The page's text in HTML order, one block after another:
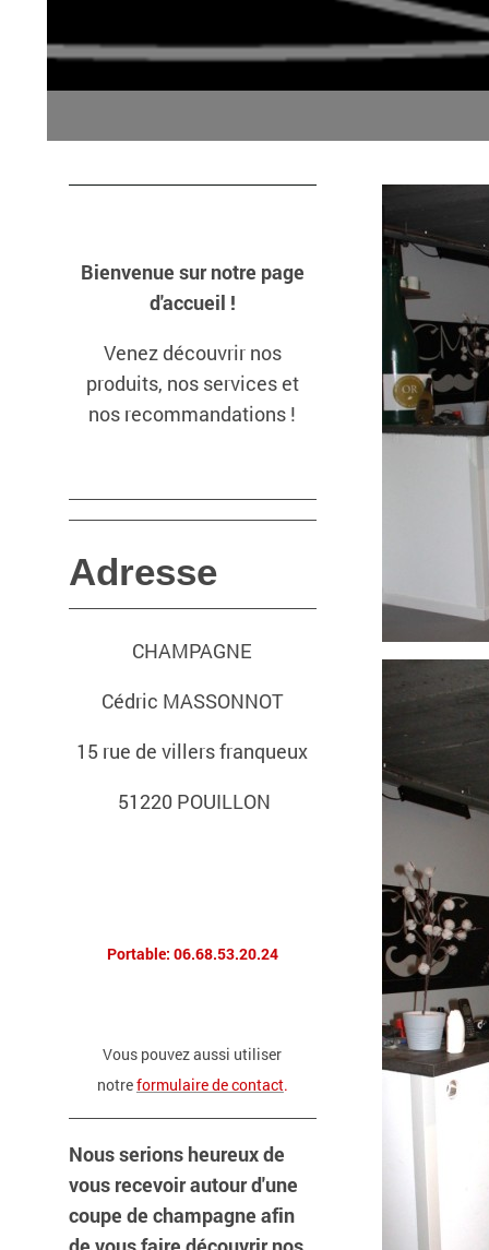
Bienvenue sur notre page
d'accueil !
Venez découvrir nos
produits, nos services et
nos recommandations !
Adresse
CHAMPAGNE
Cédric MASSONNOT
15 rue de villers franqueux
51220 POUILLON
Portable: 06.68.53.20.24
Vous pouvez aussi utiliser
notreformulaire de contact.
Nous serions heureux de
vous recevoir autour d'une
coupe de champagne afin